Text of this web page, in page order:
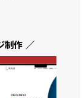
制作 ／